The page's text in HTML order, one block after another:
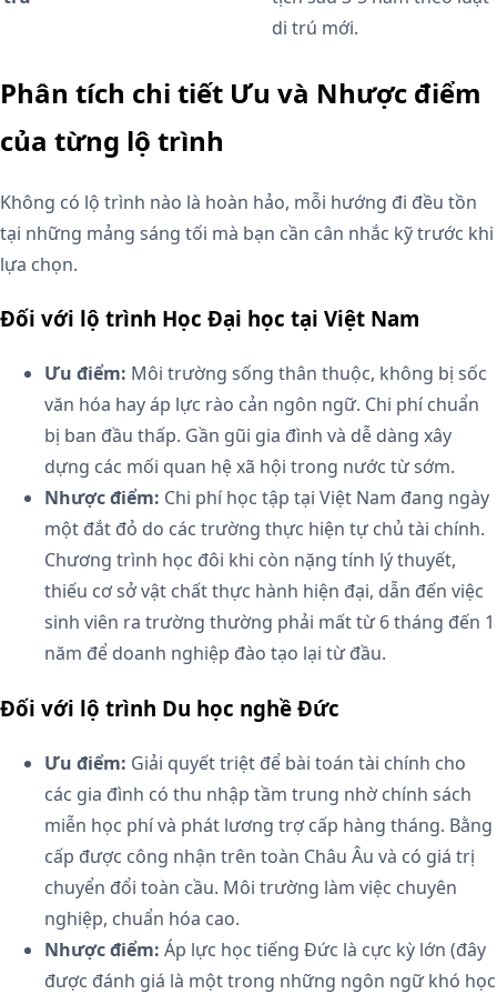
di trú mới.
Phân tích chi tiết Ưu và Nhược điểm
của từng lộ trình
Không có lộ trình nào là hoàn hảo, mỗi hướng đi đều tồn
tại những mảng sáng tối mà bạn cần cân nhắc kỹ trước khi
lựa chọn.
Đối với lộ trình Học Đại học tại Việt Nam
Ưu điểm: Môi trường sống thân thuộc, không bị sốc
văn hóa hay áp lực rào cản ngôn ngữ. Chi phí chuẩn
bị ban đầu thấp. Gần gũi gia đình và dễ dàng xây
dựng các mối quan hệ xã hội trong nước từ sớm.
Nhược điểm: Chi phí học tập tại Việt Nam đang ngày
một đắt đỏ do các trường thực hiện tự chủ tài chính.
Chương trình học đôi khi còn nặng tính lý thuyết,
thiếu cơ sở vật chất thực hành hiện đại, dẫn đến việc
sinh viên ra trường thường phải mất từ 6 tháng đến 1
năm để doanh nghiệp đào tạo lại từ đầu.
Đối với lộ trình Du học nghề Đức
Ưu điểm: Giải quyết triệt để bài toán tài chính cho
các gia đình có thu nhập tầm trung nhờ chính sách
miễn học phí và phát lương trợ cấp hàng tháng. Bằng
cấp được công nhận trên toàn Châu Âu và có giá trị
chuyển đổi toàn cầu. Môi trường làm việc chuyên
nghiệp, chuẩn hóa cao.
Nhược điểm: Áp lực học tiếng Đức là cực kỳ lớn (đây
được đánh giá là một trong những ngôn ngữ khó học